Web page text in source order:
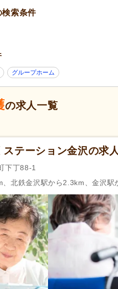
ス付き高齢者向け住宅
ホーム
支援(45)
可(1,039) 新規
ク可(1,377)
ット導入済み 服装自
なし (1,607) シフ
可 (79)
相談可(161) 週1日
ら可 (120) 週4日
務可(114)
検索条件
グループホーム
の求人一覧
テーション金沢の求人
下丁88-1
、北鉄金沢駅から2.3km、金沢駅